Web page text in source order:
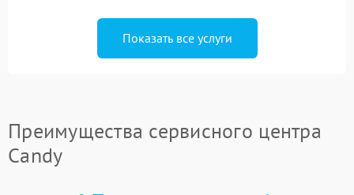
Показать все услуги
Преимущества сервисного центра
Candy